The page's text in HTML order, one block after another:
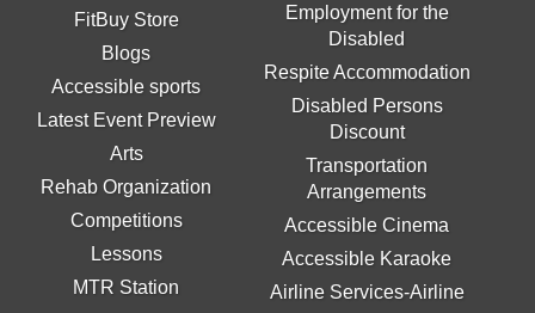
FitBuy Store
Blogs
Accessible sports
Latest Event Preview
Arts
Rehab Organization
Competitions
Lessons
MTR Station
Employment for the
Disabled
Respite Accommodation
Disabled Persons
Discount
Transportation
Arrangements
Accessible Cinema
Accessible Karaoke
Airline Services-Airline